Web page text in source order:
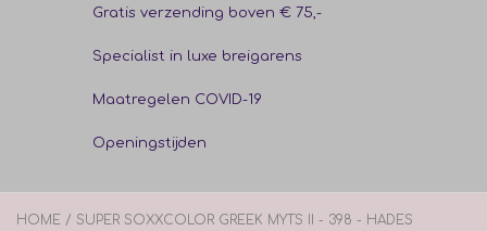
Gratis verzending boven € 75,-
Specialist in luxe breigarens
Maatregelen COVID-19
Openingstijden
HOME / SUPER SOXXCOLOR GREEK MYTS II - 398 - HADES